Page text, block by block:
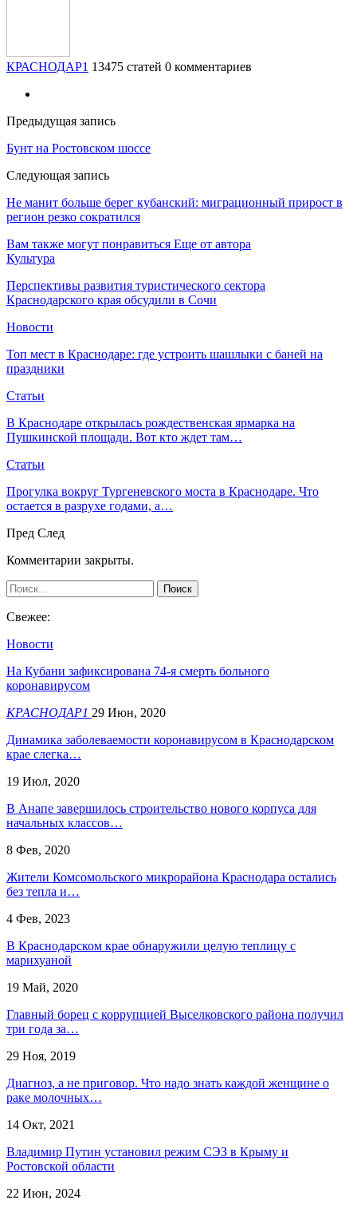
КРАСНОДАР1 13475 статей 0 комментариев
Предыдущая запись
Бунт на Ростовском шоссе
Следующая запись
Не манит больше берег кубанский: миграционный прирост в
регион резко сократился
Вам также могут понравиться Еще от автора
Культура
Перспективы развития туристического сектора
Краснодарского края обсудили в Сочи
Новости
Топ мест в Краснодаре: где устроить шашлыки с баней на
праздники
Статьи
В Краснодаре открылась рождественская ярмарка на
Пушкинской площади. Вот кто ждет там…
Статьи
Прогулка вокруг Тургеневского моста в Краснодаре. Что
остается в разрухе годами, а…
Пред След
Комментарии закрыты.
Свежее:
Новости
На Кубани зафиксирована 74-я смерть больного
коронавирусом
КРАСНОДАР1 29 Июн, 2020
Динамика заболеваемости коронавирусом в Краснодарском
крае слегка…
19 Июл, 2020
В Анапе завершилось строительство нового корпуса для
начальных классов…
8 Фев, 2020
​Жители Комсомольского микрорайона Краснодара остались
без тепла и…
4 Фев, 2023
В Краснодарском крае обнаружили целую теплицу с
марихуаной
19 Май, 2020
Главный борец с коррупцией Выселковского района получил
три года за…
29 Ноя, 2019
Диагноз, а не приговор. Что надо знать каждой женщине о
раке молочных…
14 Окт, 2021
Владимир Путин установил режим СЭЗ в Крыму и
Ростовской области
22 Июн, 2024